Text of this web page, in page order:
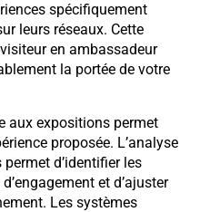
spécifiquement
leurs réseaux. Cette
en ambassadeur
la portée de votre
aux expositions permet
proposée. L’analyse
d’identifier les
et d’ajuster
Les systèmes